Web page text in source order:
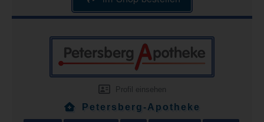
Profil einsehen
Petersberg-Apotheke